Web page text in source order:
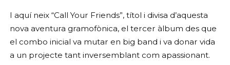
I aquí neix “Call Your Friends”, títol i divisa d’aquesta
nova aventura gramofònica, el tercer àlbum des que
el combo inicial va mutar en big band i va donar vida
a un projecte tant inversemblant com apassionant.